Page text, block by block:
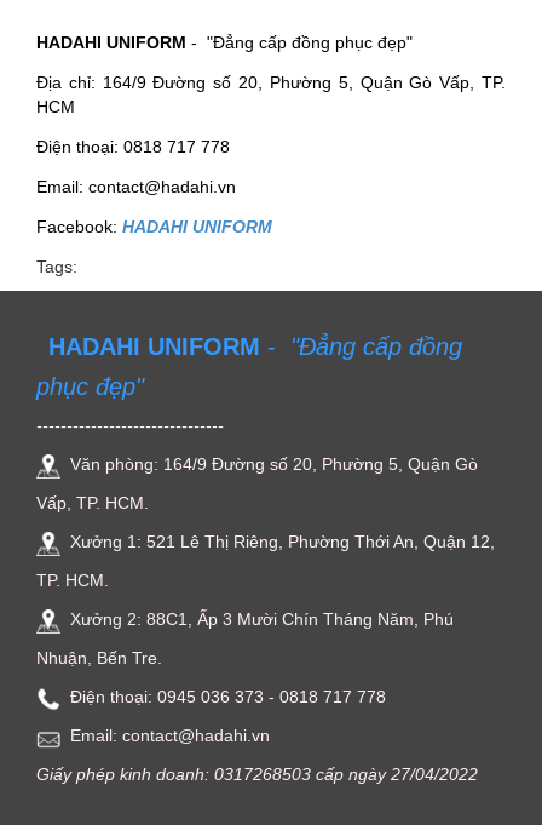
HADAHI UNIFORM - "Đẳng cấp đồng phục đẹp"
Địa chỉ: 164/9 Đường số 20, Phường 5, Quận Gò Vấp, TP.
HCM
Điện thoại: 0818 717 778
Email: contact@hadahi.vn
Facebook: HADAHI UNIFORM
Tags:
HADAHI UNIFORM - "Đẳng cấp đồng
phục đẹp"
-------------------------------
Văn phòng: 164/9 Đường số 20, Phường 5, Quận Gò
Vấp, TP. HCM.
Xưởng 1: 521 Lê Thị Riêng, Phường Thới An, Quận 12,
TP. HCM.
Xưởng 2: 88C1, Ấp 3 Mười Chín Tháng Năm, Phú
Nhuận, Bến Tre.
Điện thoại: ‭0945 036 373‬ - 0818 717 778
Email: contact@hadahi.vn
Giấy phép kinh doanh: 0317268503 cấp ngày 27/04/2022